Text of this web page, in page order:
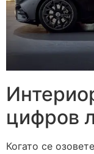
цифров
Когато се